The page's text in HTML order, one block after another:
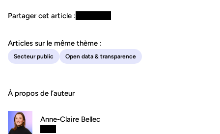
Partager cet article :
Articles sur le même thème :
Secteur public Open data & transparence
À propos de l’auteur
Anne-Claire Bellec